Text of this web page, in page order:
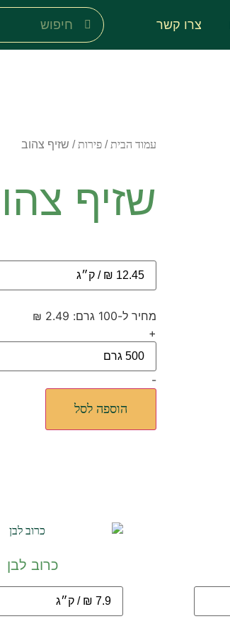
צרו קשר
עמוד הבית / פירות / שזיף צהוב
שזיף
מחיר ל-100 גרם: 2.49 ₪
+
-
הוספה לסל
כרוב לבן